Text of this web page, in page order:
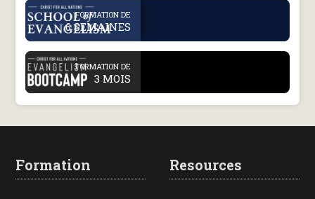
. FORMATION DE
6 SEMAINES
. FORMATION DE
3 MOIS
Formation Resources